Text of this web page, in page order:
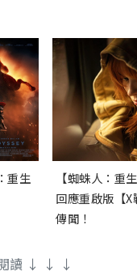
重生
【蜘蛛人：重
回應重啟版【
傳聞！
讀 ↓ ↓ ↓